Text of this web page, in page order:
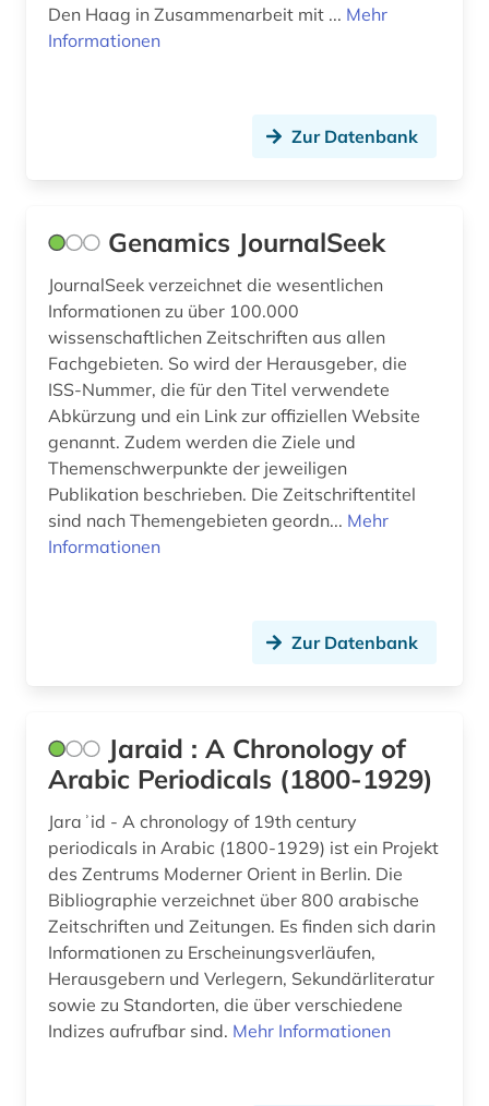
reiseliteratur (1)
religionswissenschaft (1)
rezension (1)
rock (1)
rundfunk (1)
russland (9)
samisdat (1)
sedimentologie (1)
serbien (1)
skandinavien (1)
slavistik (1)
slawistik (1)
softwareentwicklung (1)
Den Haag in Zusammenarbeit mit ... Mehr
Informationen
Zur Datenbank
Genamics JournalSeek
JournalSeek verzeichnet die wesentlichen
Informationen zu über 100.000
wissenschaftlichen Zeitschriften aus allen
Fachgebieten. So wird der Herausgeber, die
ISS-Nummer, die für den Titel verwendete
Abkürzung und ein Link zur offiziellen Website
genannt. Zudem werden die Ziele und
Themenschwerpunkte der jeweiligen
Publikation beschrieben. Die Zeitschriftentitel
sind nach Themengebieten geordn... Mehr
Informationen
Zur Datenbank
Jaraid : A Chronology of
Arabic Periodicals (1800-1929)
Jaraʾid - A chronology of 19th century
periodicals in Arabic (1800-1929) ist ein Projekt
des Zentrums Moderner Orient in Berlin. Die
Bibliographie verzeichnet über 800 arabische
Zeitschriften und Zeitungen. Es finden sich darin
Informationen zu Erscheinungsverläufen,
Herausgebern und Verlegern, Sekundärliteratur
sowie zu Standorten, die über verschiedene
Indizes aufrufbar sind. Mehr Informationen